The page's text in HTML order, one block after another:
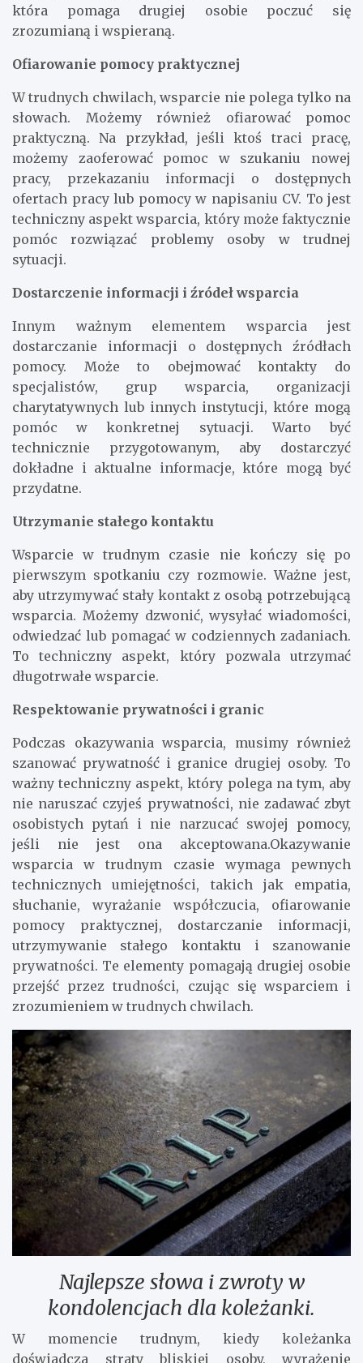
która pomaga drugiej osobie poczuć się
zrozumianą i wspieraną.
Ofiarowanie pomocy praktycznej
W trudnych chwilach, wsparcie nie polega tylko na
słowach. Możemy również ofiarować pomoc
praktyczną. Na przykład, jeśli ktoś traci pracę,
możemy zaoferować pomoc w szukaniu nowej
pracy, przekazaniu informacji o dostępnych
ofertach pracy lub pomocy w napisaniu CV. To jest
techniczny aspekt wsparcia, który może faktycznie
pomóc rozwiązać problemy osoby w trudnej
sytuacji.
Dostarczenie informacji i źródeł wsparcia
Innym ważnym elementem wsparcia jest
dostarczanie informacji o dostępnych źródłach
pomocy. Może to obejmować kontakty do
specjalistów, grup wsparcia, organizacji
charytatywnych lub innych instytucji, które mogą
pomóc w konkretnej sytuacji. Warto być
technicznie przygotowanym, aby dostarczyć
dokładne i aktualne informacje, które mogą być
przydatne.
Utrzymanie stałego kontaktu
Wsparcie w trudnym czasie nie kończy się po
pierwszym spotkaniu czy rozmowie. Ważne jest,
aby utrzymywać stały kontakt z osobą potrzebującą
wsparcia. Możemy dzwonić, wysyłać wiadomości,
odwiedzać lub pomagać w codziennych zadaniach.
To techniczny aspekt, który pozwala utrzymać
długotrwałe wsparcie.
Respektowanie prywatności i granic
Podczas okazywania wsparcia, musimy również
szanować prywatność i granice drugiej osoby. To
ważny techniczny aspekt, który polega na tym, aby
nie naruszać czyjeś prywatności, nie zadawać zbyt
osobistych pytań i nie narzucać swojej pomocy,
jeśli nie jest ona akceptowana.Okazywanie
wsparcia w trudnym czasie wymaga pewnych
technicznych umiejętności, takich jak empatia,
słuchanie, wyrażanie współczucia, ofiarowanie
pomocy praktycznej, dostarczanie informacji,
utrzymywanie stałego kontaktu i szanowanie
prywatności. Te elementy pomagają drugiej osobie
przejść przez trudności, czując się wsparciem i
zrozumieniem w trudnych chwilach.
Najlepsze słowa i zwroty w
kondolencjach dla koleżanki.
W momencie trudnym, kiedy koleżanka
doświadcza straty bliskiej osoby, wyrażenie